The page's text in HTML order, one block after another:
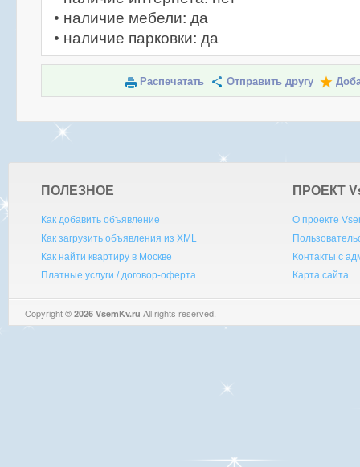
• наличие мебели: да
• наличие парковки: да
Распечатать Отправить другу
ПОЛЕЗНОЕ
Как добавить объявление
Как загрузить объявления из XML
Как найти квартиру в Москве
Платные услуги / договор-оферта
ПРОЕКТ V
О проекте
Контакты с
Карта сайта
Copyright © 2026 VsemKv.ru All rights reserved.